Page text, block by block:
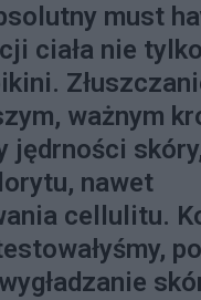
must
ciała nie
ważnym
jędrności
nawet
cellulitu.